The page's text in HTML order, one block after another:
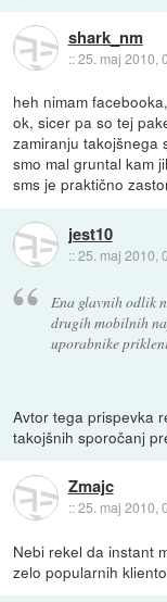
shark_nm
::25. maj 2010,
heh nimam
ok, sicer pa so tej
zamiranju takojšnega
smo mal gruntal kam
sms je praktično
jest10
::25. maj 2010,
Ena glavnih odlik
drugih mobilnih
uporabnike
Avtor tega prispevka
takojšnih sporočanj
Zmajc
::25. maj 2010,
Nebi rekel da instant
zelo popularnih